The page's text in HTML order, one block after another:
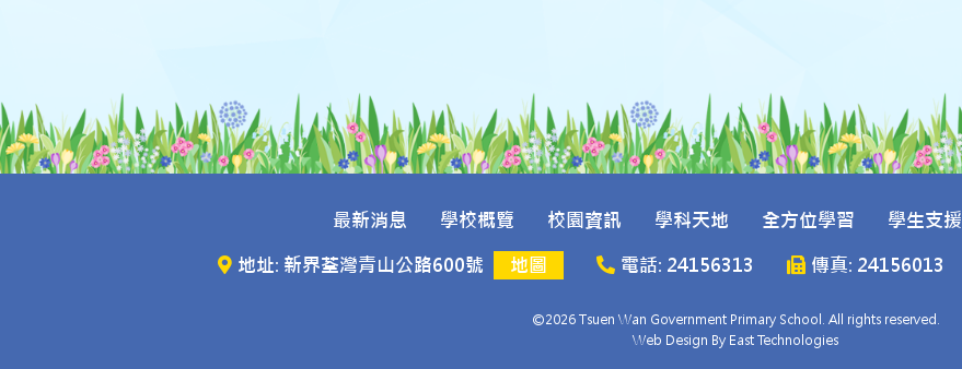
最新消息 學校概覽 校園資訊 學科天地 全方位學習 學生支援
地址: 新界荃灣青山公路600號
地圖 電話: 24156313 傳真: 24156013
©2026 Tsuen Wan Government Primary School. All rights reserved.
Web Design By East Technologies